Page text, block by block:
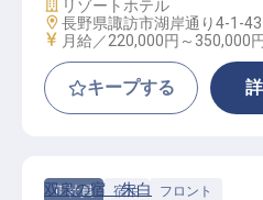
リゾートホテル
勤務地
長野県諏訪市湖岸通り4-1-43
給与
月給／220,000円～ 350,000
キープする
正社員 宿泊 フロント
双泉の宿 朱白